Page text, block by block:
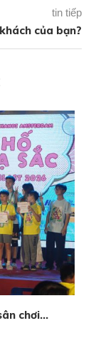
tin tiếp
của bạn?
chơi...